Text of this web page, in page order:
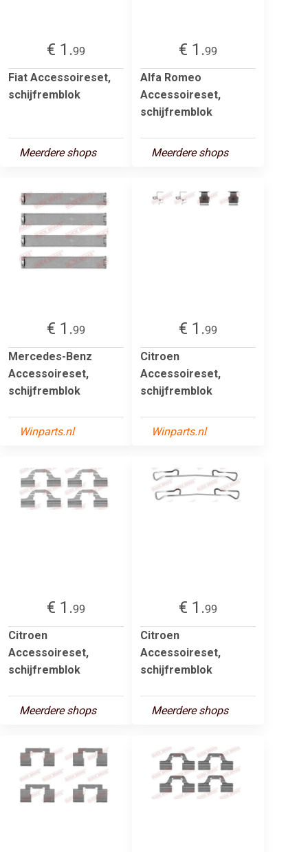
€ 1.99
Fiat Accessoireset,
schijfremblok
Meerdere shops
€ 1.99
Alfa Romeo
Accessoireset,
schijfremblok
Meerdere shops
€ 1.99
Mercedes-Benz
Accessoireset,
schijfremblok
Winparts.nl
€ 1.99
Citroen
Accessoireset,
schijfremblok
Winparts.nl
€ 1.99
Citroen
Accessoireset,
schijfremblok
Meerdere shops
€ 1.99
Citroen
Accessoireset,
schijfremblok
Meerdere shops